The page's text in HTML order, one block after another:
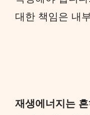
대한 책임은 내
재생에너지는